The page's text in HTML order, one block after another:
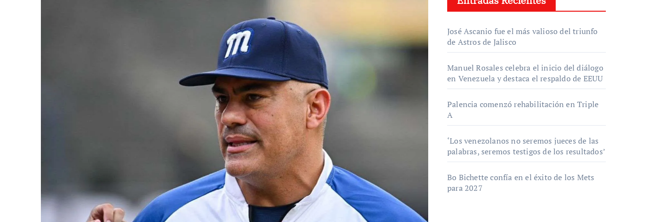
José Ascanio fue el más valioso del triunfo
de Astros de Jalisco
Manuel Rosales celebra el inicio del diálogo
en Venezuela y destaca el respaldo de EEUU
Palencia comenzó rehabilitación en Triple
A
‘Los venezolanos no seremos jueces de las
palabras, seremos testigos de los resultados’
Bo Bichette confía en el éxito de los Mets
para 2027